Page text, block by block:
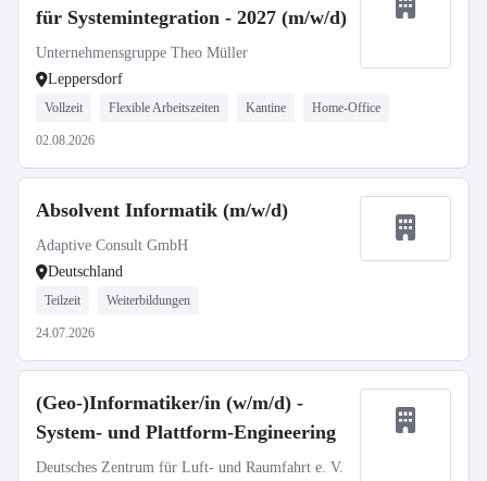
für Systemintegration - 2027 (m/w/d)
Unternehmensgruppe Theo Müller
Leppersdorf
Vollzeit Flexible Arbeitszeiten Kantine Home-Office
02.08.2026
Absolvent Informatik (m/w/d)
Adaptive Consult GmbH
Deutschland
Teilzeit Weiterbildungen
24.07.2026
(Geo-)Informatiker/in (w/m/d) -
System- und Plattform-Engineering
Deutsches Zentrum für Luft- und Raumfahrt e. V.